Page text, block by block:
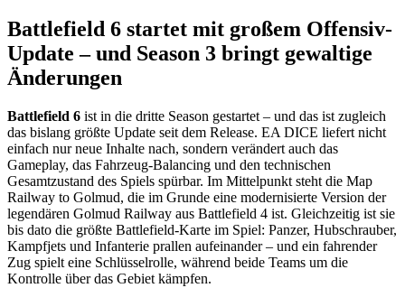
Battlefield 6 startet mit großem Offensiv-
Update – und Season 3 bringt gewaltige
Änderungen
Battlefield 6 ist in die dritte Season gestartet – und das ist zugleich
das bislang größte Update seit dem Release. EA DICE liefert nicht
einfach nur neue Inhalte nach, sondern verändert auch das
Gameplay, das Fahrzeug-Balancing und den technischen
Gesamtzustand des Spiels spürbar. Im Mittelpunkt steht die Map
Railway to Golmud, die im Grunde eine modernisierte Version der
legendären Golmud Railway aus Battlefield 4 ist. Gleichzeitig ist sie
bis dato die größte Battlefield-Karte im Spiel: Panzer, Hubschrauber,
Kampfjets und Infanterie prallen aufeinander – und ein fahrender
Zug spielt eine Schlüsselrolle, während beide Teams um die
Kontrolle über das Gebiet kämpfen.